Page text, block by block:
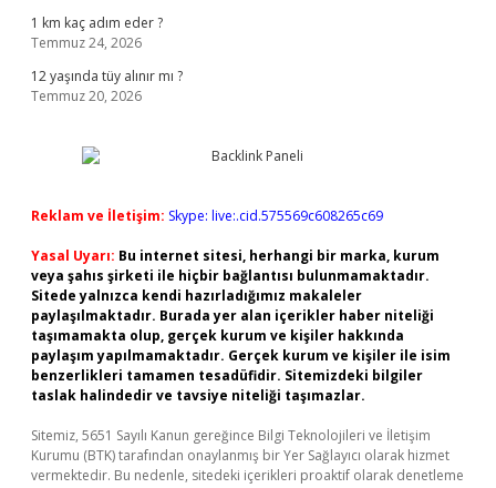
1 km kaç adım eder ?
Temmuz 24, 2026
12 yaşında tüy alınır mı ?
Temmuz 20, 2026
Reklam ve İletişim: Skype: live:.cid.575569c608265c69
Yasal Uyarı: Bu internet sitesi, herhangi bir marka, kurum
veya şahıs şirketi ile hiçbir bağlantısı bulunmamaktadır.
Sitede yalnızca kendi hazırladığımız makaleler
paylaşılmaktadır. Burada yer alan içerikler haber niteliği
taşımamakta olup, gerçek kurum ve kişiler hakkında
paylaşım yapılmamaktadır. Gerçek kurum ve kişiler ile isim
benzerlikleri tamamen tesadüfidir. Sitemizdeki bilgiler
taslak halindedir ve tavsiye niteliği taşımazlar.
Sitemiz, 5651 Sayılı Kanun gereğince Bilgi Teknolojileri ve İletişim
Kurumu (BTK) tarafından onaylanmış bir Yer Sağlayıcı olarak hizmet
vermektedir. Bu nedenle, sitedeki içerikleri proaktif olarak denetleme